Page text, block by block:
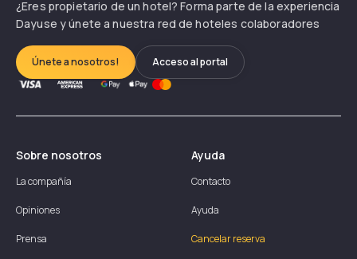
¿Eres propietario de un hotel? Forma parte de la experiencia
Dayuse y únete a nuestra red de hoteles colaboradores
Únete a nosotros! Acceso al portal
Sobre nosotros
La compañía
Opiniones
Prensa
Ayuda
Contacto
Ayuda
Cancelar reserva